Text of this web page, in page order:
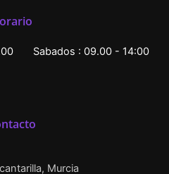
Sabados : 09.00 - 14:00
Murcia